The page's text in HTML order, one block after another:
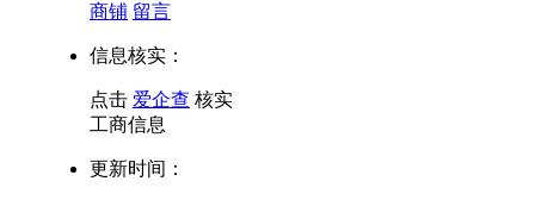
商铺 留言
信息核实：
点击 爱企查 核实
工商信息
更新时间：